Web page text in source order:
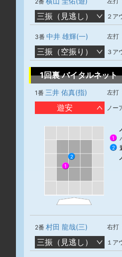
三振（見逃し） ２ア
3番 中井 雄輝(一) 左打
三振（空振り） ３ア
1回裏 バイタルネット
1番 三井 佑真(指) 左打
遊安 ノー
1
2
1
2
2番 村田 龍哉(三) 右打
三振（見逃し） １ア